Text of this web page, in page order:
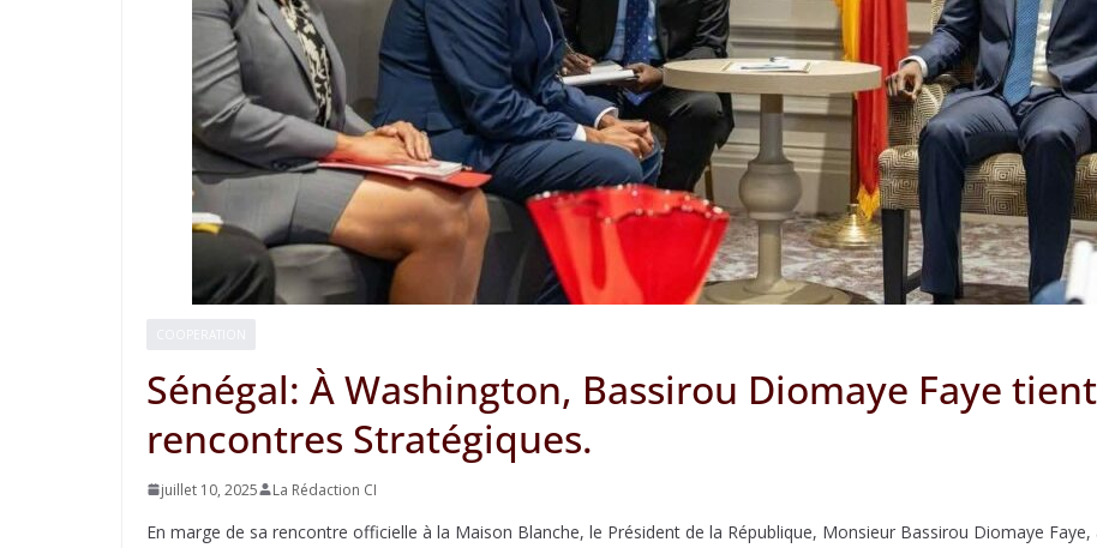
Sénégal: À Washington, Bassirou Diomaye Faye
rencontres Stratégiques.
juillet 10, 2025 La Rédaction CI
En marge de sa rencontre officielle à la Maison Blanche, le Président de la République, Monsieur Bassirou Diomaye